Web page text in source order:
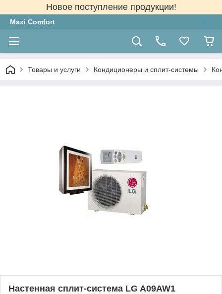
Новое поступление продукции!
Maxi Comfort
Товары и услуги Кондиционеры и сплит-системы
Настенная сплит-система LG A09AW1